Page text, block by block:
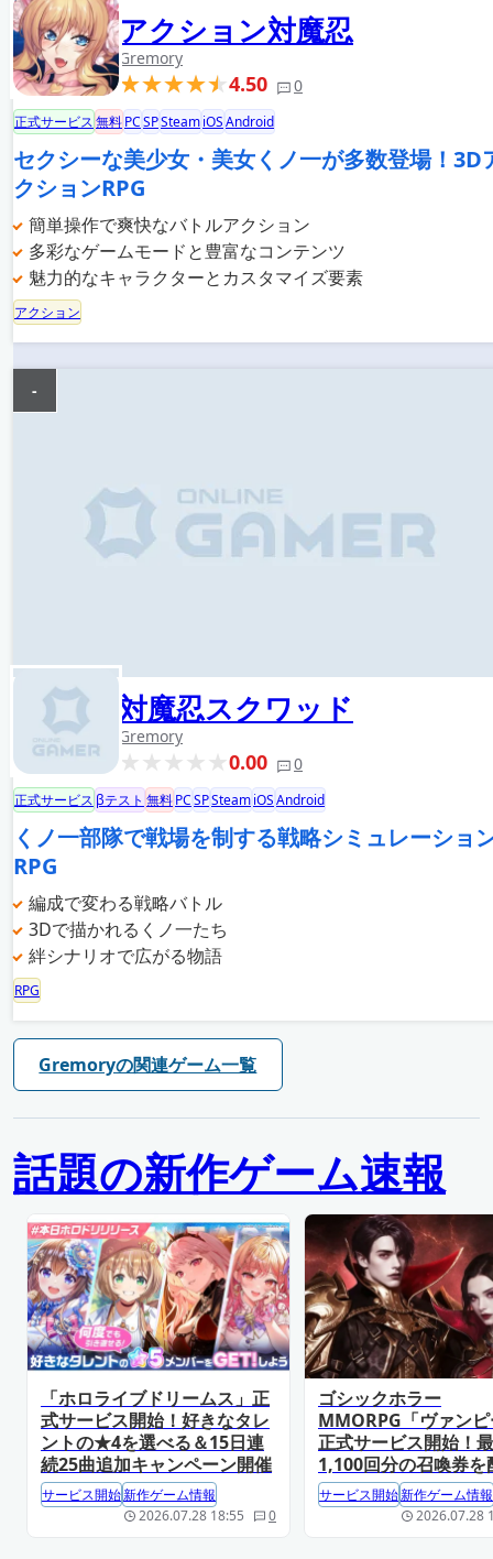
アクション対魔忍
Gremory
4.50 0
正式サービス無料PCSPSteamiOSAndroid
セクシーな美少女・美女くノ一が多数登場！3D
クションRPG
簡単操作で爽快なバトルアクション
多彩なゲームモードと豊富なコンテンツ
魅力的なキャラクターとカスタマイズ要素
アクション
対魔忍スクワッド
Gremory
0.00 0
-
正式サービス βテスト 無料PCSPSteamiOSAndroid
くノ一部隊で戦場を制する戦略シミュレーショ
RPG
編成で変わる戦略バトル
3Dで描かれるくノ一たち
絆シナリオで広がる物語
RPG
Gremoryの関連ゲーム一覧
話題の新作ゲーム速報
「ホロライブドリームス」正
式サービス開始！好きなタレ
ントの★4を選べる＆15日連
続25曲追加キャンペーン開催
サービス開始新作ゲーム情報
2026.07.28 18:55
0
ゴシックホラー
MMORPG「ヴァン
正式サービス開始！
1,100回分の召喚券を
サービス開始新作ゲーム情報
2026.07.28